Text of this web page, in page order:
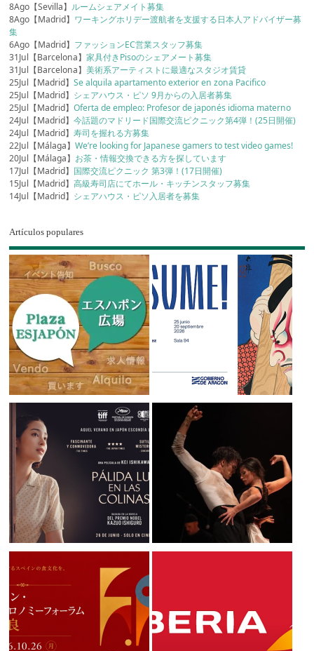
8Ago【Sevilla】 ルームシェアメイト募集
8Ago【Madrid】 ワーキングホリデー渡航者を支援する日本人アドバイザー募
集
6Ago【Madrid】 ファッションEC営業スタッフ募集
31Jul【Barcelona】家具付きPisoのシェアメート募集
31Jul【Barcelona】美術系アーティストに最適なスタジオ賃貸
25Jul【Madrid】Se alquila apartamento exterior en zona Pacifico
25Jul【Madrid】 シェアハウス・ピソ 9月からの入居者募集
25Jul【Madrid】Oferta de empleo: Profesor de japonés idioma materno
24Jul【Madrid】今話題のマドリード国際交流ピクニック第4弾！(25日開催)
24Jul【Madrid】寿司を握れる方募集
22Jul【Málaga】We’re looking for Japanese gamers to test video games!
20Jul【Málaga】 お茶・情報交換できる方を探しています
17Jul【Madrid】 国際交流ピクニック 第3弾！(17日開催)
15Jul【Madrid】高級寿司店にてホール・キッチンスタッフ募集
14Jul【Madrid】 シェアハウス・ピソ入居者を募集
Artículos populares